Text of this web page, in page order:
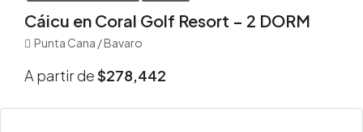
Cáicu en Coral Golf Resort – 2 DORM
Punta Cana / Bavaro
A partir de$278,442